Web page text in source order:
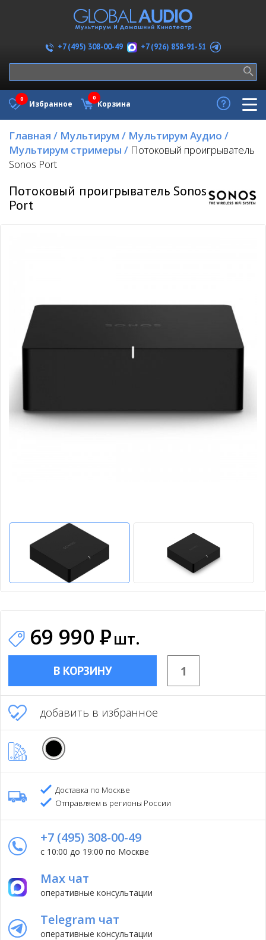
+7 (495) 308-00-49 +7 (926) 858-91-51
Избранное
0
Корзина
0
Главная / Мультирум / Мультирум Аудио /
Мультирум стримеры / Потоковый проигрыватель
Sonos Port
Потоковый проигрыватель Sonos
Port
69 990 Ршт.
В КОРЗИНУ
добавить в избранное
Доставка по Москве
Отправляем в регионы России
+7 (495) 308-00-49
с 10:00 до 19:00 по Москве
Max чат
оперативные консультации
Telegram чат
оперативные консультации